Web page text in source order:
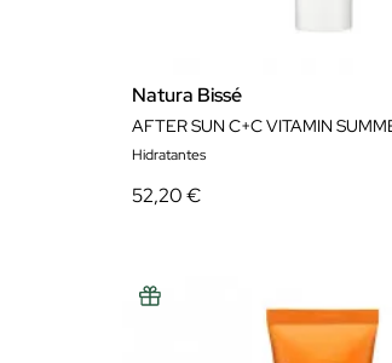
Natura Bissé
Hidratantes
52,20 €